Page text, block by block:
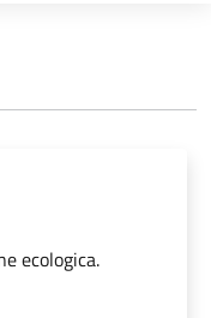
ecologica.